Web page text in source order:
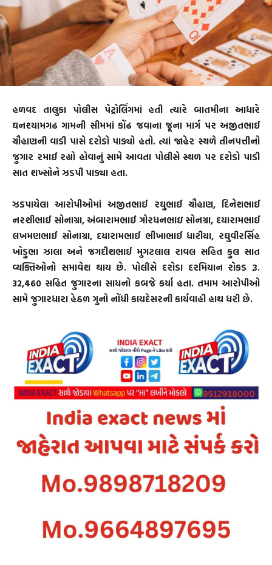
હળવદ તાલુકા પોલીસ પેટ્રોલિંગમાં હતી ત્યારે બાતમીના આધારે
ઘનશ્યામગઢ ગામની સીમમાં કોંઢ જવાના જૂના માર્ગ પર અજીતભાઈ
ચૌહાણની વાડી પાસે દરોડો પાડ્યો હતો. ત્યાં જાહેર સ્થળે તીનપત્તીનો
જુગાર રમાઈ રહ્યો હોવાનું સામે આવતા પોલીસે સ્થળ પર દરોડો પાડી
સાત શખ્સોને ઝડપી પાડ્યા હતા.
ઝડપાયેલા આરોપીઓમાં અજીતભાઈ રઘુભાઈ ચૌહાણ, દિનેશભાઈ
નરશીભાઈ સોનાગ્રા, અંબારામભાઈ ગોરધનભાઇ સોનગ્રા, દયારામભાઈ
લખમણભાઈ સોનાગ્રા, દયારામભાઈ ભીખાભાઈ ધારીયા, રઘુવીરસિંહ
ખોડુભા ઝાલા અને જગદીશભાઈ મુગટલાલ રાવલ સહિત કુલ સાત
વ્યક્તિઓનો સમાવેશ થાય છે. પોલીસે દરોડા દરમિયાન રોકડ રૂ.
32,460 સહિત જુગારના સાધનો કબજે કર્યા હતા. તમામ આરોપીઓ
સામે જુગારધારા હેઠળ ગુનો નોંધી કાયદેસરની કાર્યવાહી હાથ ધરી છે.